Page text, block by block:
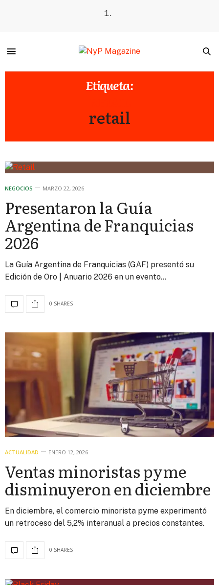
Etiqueta:
retail
NEGOCIOS MARZO 22, 2026
Presentaron la Guía
Argentina de Franquicias
2026
La Guía Argentina de Franquicias (GAF) presentó su
Edición de Oro | Anuario 2026 en un evento…
0 SHARES
ACTUALIDAD ENERO 12, 2026
Ventas minoristas pyme
disminuyeron en diciembre
En diciembre, el comercio minorista pyme experimentó
un retroceso del 5,2% interanual a precios constantes.
0 SHARES